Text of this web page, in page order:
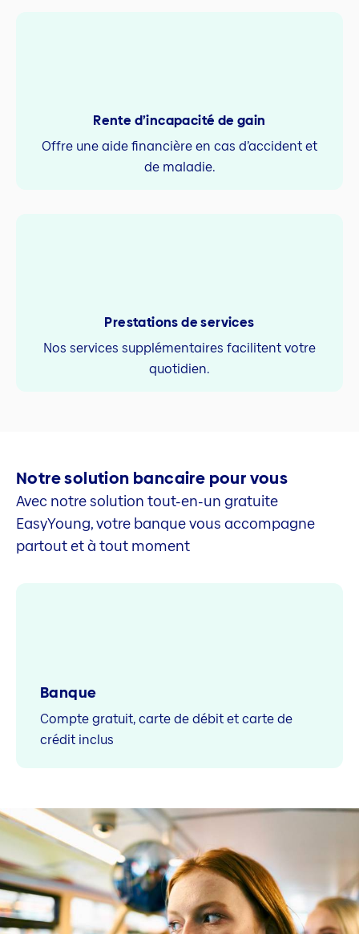
Rente d’incapacité de gain
Offre une aide financière en cas d’accident et
de maladie.
Prestations de services
Nos services supplémentaires facilitent votre
quotidien.
Notre solution bancaire pour vous
Avec notre solution tout-en-un gratuite
EasyYoung, votre banque vous accompagne
partout et à tout moment
Banque
Compte gratuit, carte de débit et carte de
crédit inclus